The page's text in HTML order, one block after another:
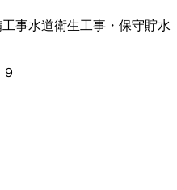
事水道衛生工事・保守貯水